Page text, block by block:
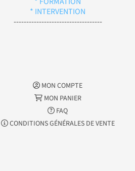
* INTERVENTION
-----------------------------------
MON COMPTE
MON PANIER
FAQ
CONDITIONS GÉNÉRALES DE VENTE